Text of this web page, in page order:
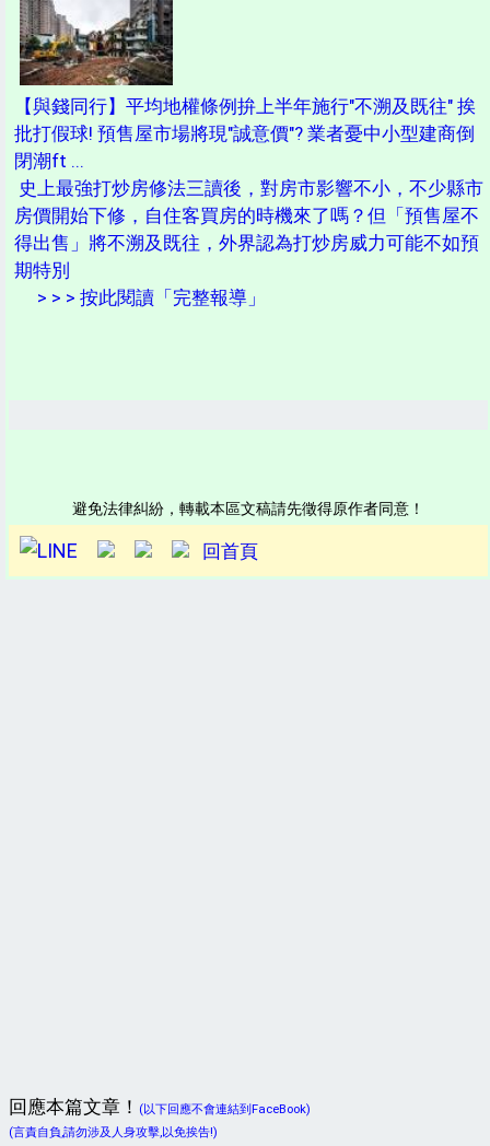
【與錢同行】平均地權條例拚上半年施行"不溯及既往" 挨
批打假球! 預售屋市場將現"誠意價"? 業者憂中小型建商倒
閉潮ft ...
史上最強打炒房修法三讀後，對房市影響不小，不少縣市
房價開始下修，自住客買房的時機來了嗎？但「預售屋不
得出售」將不溯及既往，外界認為打炒房威力可能不如預
期特別
> > > 按此閱讀「完整報導」
避免法律糾紛，轉載本區文稿請先徵得原作者同意！
回首頁
回應本篇文章！
(以下回應不會連結到FaceBook)
(言責自負,請勿涉及人身攻擊,以免挨告!)